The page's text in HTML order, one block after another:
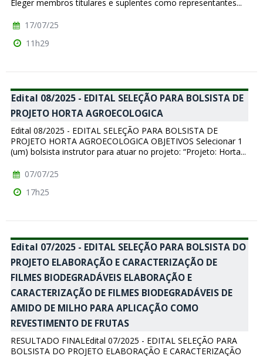
Eleger membros titulares e suplentes como representantes...
17/07/25
11h29
Edital 08/2025 - EDITAL SELEÇÃO PARA BOLSISTA DE
PROJETO HORTA AGROECOLOGICA
Edital 08/2025 - EDITAL SELEÇÃO PARA BOLSISTA DE
PROJETO HORTA AGROECOLOGICA OBJETIVOS Selecionar 1
(um) bolsista instrutor para atuar no projeto: “Projeto: Horta...
07/07/25
17h25
Edital 07/2025 - EDITAL SELEÇÃO PARA BOLSISTA DO
PROJETO ELABORAÇÃO E CARACTERIZAÇÃO DE
FILMES BIODEGRADÁVEIS ELABORAÇÃO E
CARACTERIZAÇÃO DE FILMES BIODEGRADÁVEIS DE
AMIDO DE MILHO PARA APLICAÇÃO COMO
REVESTIMENTO DE FRUTAS
RESULTADO FINALEdital 07/2025 - EDITAL SELEÇÃO PARA
BOLSISTA DO PROJETO ELABORAÇÃO E CARACTERIZAÇÃO